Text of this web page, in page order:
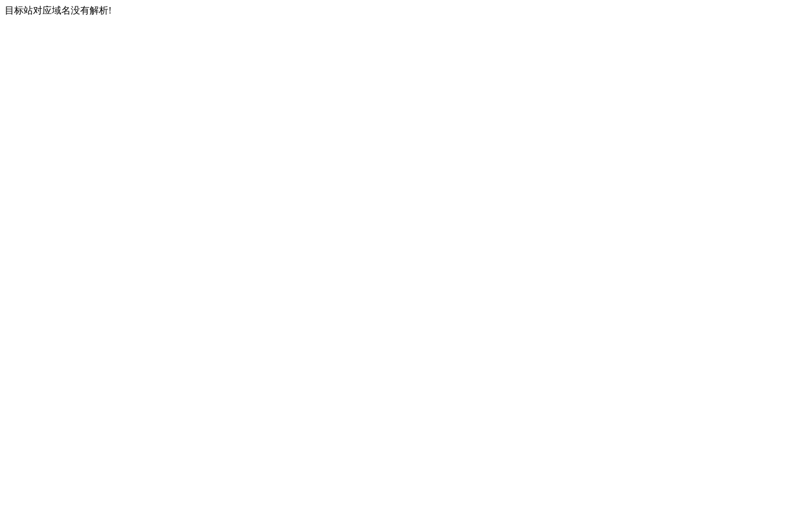
目标站对应域名没有解析!